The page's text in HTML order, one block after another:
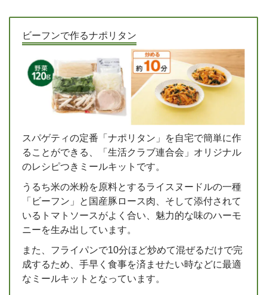
ビーフンで作るナポリタン
スパゲティの定番「ナポリタン」を自宅で簡単に作
ることができる、「生活クラブ連合会」オリジナル
のレシピつきミールキットです。
うるち米の米粉を原料とするライスヌードルの一種
「ビーフン」と国産豚ロース肉、そして添付されて
いるトマトソースがよく合い、魅力的な味のハーモ
ニーを生み出しています。
また、フライパンで10分ほど炒めて混ぜるだけで完
成するため、手早く食事を済ませたい時などに最適
なミールキットとなっています。